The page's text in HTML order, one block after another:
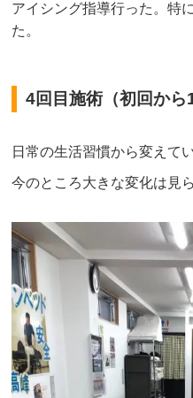
アイシング指導行った。特
た。
4回目施術（初回から
日常の生活習慣から変えて
今のところ大きな変化は見